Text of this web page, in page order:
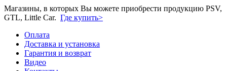
Магазины, в которых Вы можете приобрести продукцию PSV,
GTL, Little Car. Где купить>
Оплата
Доставка и установка
Гарантия и возврат
Видео